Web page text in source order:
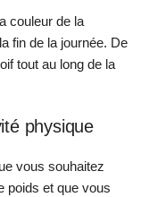
couleur de la
fin de la journée. De
tout au long de la
physique
vous souhaitez
poids et que vous